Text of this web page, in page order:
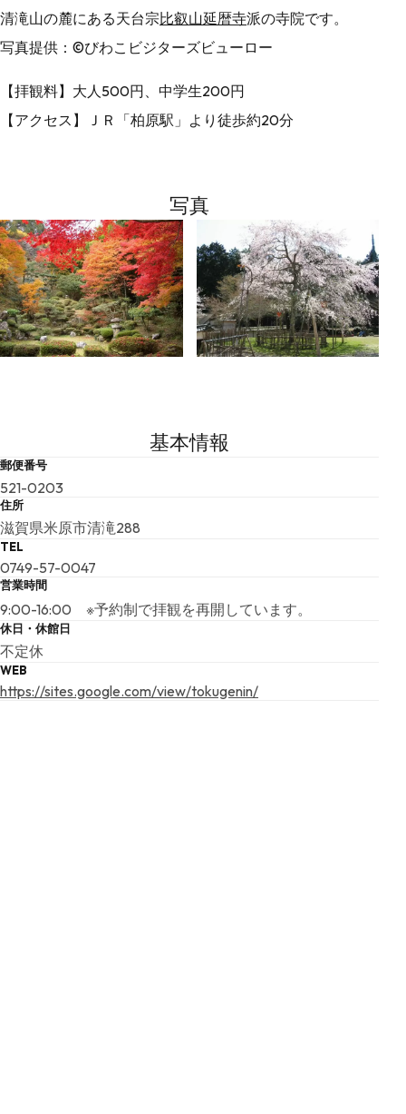
清滝山の麓にある天台宗比叡山延暦寺派の寺院です。
写真提供：©びわこビジターズビューロー
【拝観料】大人500円、中学生200円
【アクセス】ＪＲ「柏原駅」より徒歩約20分
写真
基本情報
郵便番号
521-0203
住所
滋賀県米原市清滝288
TEL
0749-57-0047
営業時間
9:00-16:00 ※予約制で拝観を再開しています。
休日・休館日
不定休
WEB
https://sites.google.com/view/tokugenin/